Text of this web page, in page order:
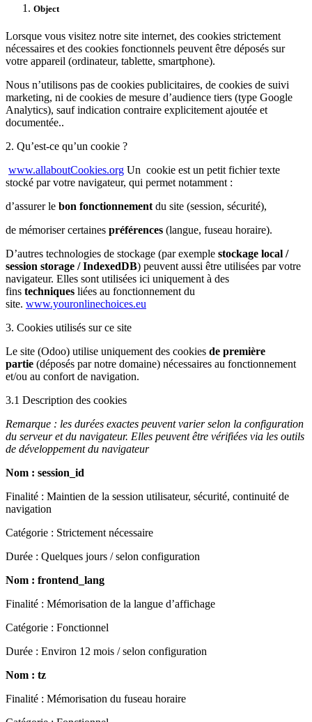
Object
Lorsque vous visitez notre site internet, des cookies strictement
nécessaires et des cookies fonctionnels peuvent être déposés sur
votre appareil (ordinateur, tablette, smartphone).
Nous n’utilisons pas de cookies publicitaires, de cookies de suivi
marketing, ni de cookies de mesure d’audience tiers (type Google
Analytics), sauf indication contraire explicitement ajoutée et
documentée..
2. Qu’est-ce qu’un cookie ?
www.allaboutCookies.org Un cookie est un petit fichier texte
stocké par votre navigateur, qui permet notamment :
d’assurer le bon fonctionnement du site (session, sécurité),
de mémoriser certaines préférences (langue, fuseau horaire).
D’autres technologies de stockage (par exemple stockage local /
session storage / IndexedDB) peuvent aussi être utilisées par votre
navigateur. Elles sont utilisées ici uniquement à des
fins techniques liées au fonctionnement du
site. www.youronlinechoices.eu
3. Cookies utilisés sur ce site
Le site (Odoo) utilise uniquement des cookies de première
partie (déposés par notre domaine) nécessaires au fonctionnement
et/ou au confort de navigation.
3.1 Description des cookies
Remarque : les durées exactes peuvent varier selon la configuration
du serveur et du navigateur. Elles peuvent être vérifiées via les outils
de développement du navigateur
Nom : session_id
Finalité : Maintien de la session utilisateur, sécurité, continuité de
navigation
Catégorie : Strictement nécessaire
Durée : Quelques jours / selon configuration
Nom : frontend_lang
Finalité : Mémorisation de la langue d’affichage
Catégorie : Fonctionnel
Durée : Environ 12 mois / selon configuration
Nom : tz
Finalité : Mémorisation du fuseau horaire